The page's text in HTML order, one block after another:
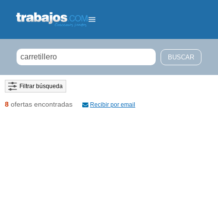
Filtrar búsqueda
8 ofertas encontradas Recibir por email